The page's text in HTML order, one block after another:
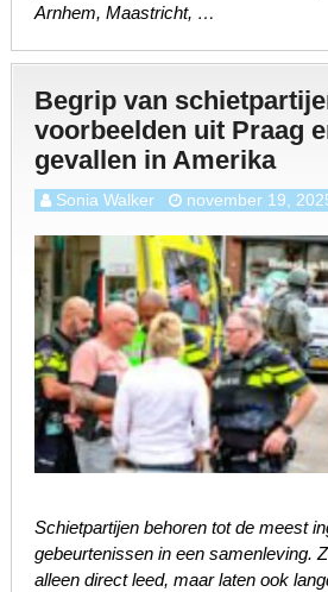
Arnhem, Maastricht, …
Begrip van
voorbeelden uit Praag
gevallen in Amerika
Sonia Walker november 19,
Schietpartijen behoren tot de meest
gebeurtenissen in een samenleving.
alleen direct leed, maar laten ook